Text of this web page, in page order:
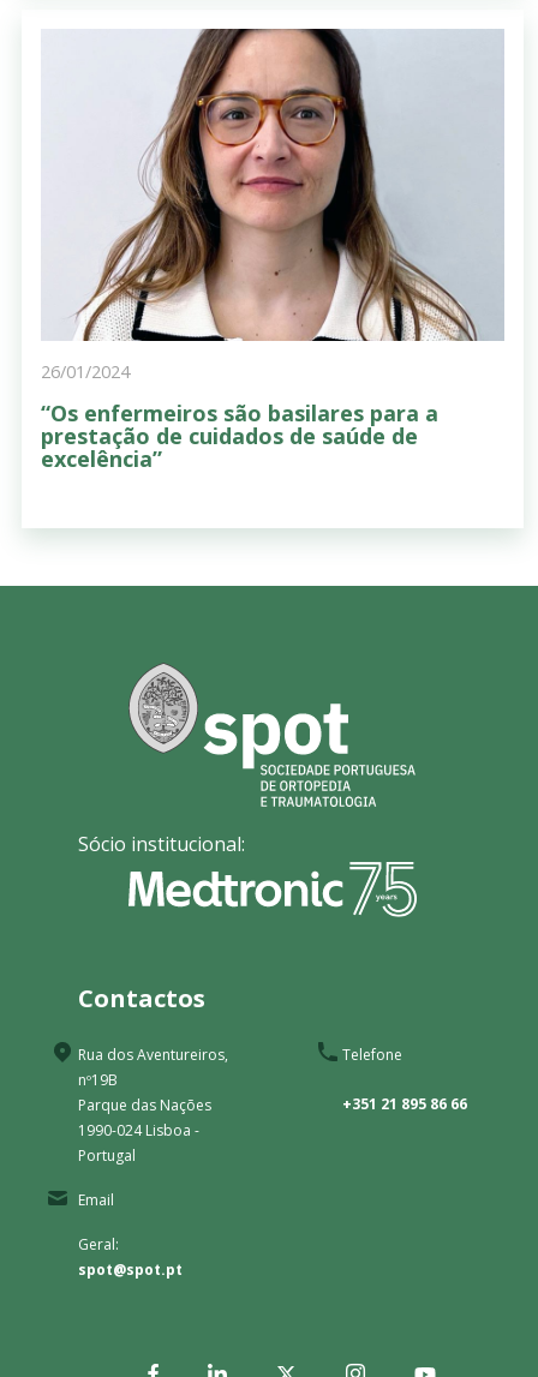
26/01/2024
“Os enfermeiros são basilares para a
prestação de cuidados de saúde de
excelência”
Sócio institucional:
Contactos
Rua dos Aventureiros,
nº19B
Parque das Nações
1990-024 Lisboa -
Portugal
Telefone
+351 21 895 86 66
Email
Geral:
spot@spot.pt